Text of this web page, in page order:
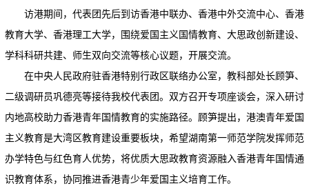
访港期间，代表团先后到访香港中联办、香港中外交流中心、香港
教育大学、香港理工大学，围绕爱国主义国情教育、大思政创新建设、
学科科研共建、师生双向交流等核心议题，开展交流。
在中央人民政府驻香港特别行政区联络办公室，教科部处长顾笋、
二级调研员巩德亮等接待我校代表团。双方召开专项座谈会，深入研讨
内地高校助力香港青年国情教育的实施路径。顾笋提出，港澳青年爱国
主义教育是大湾区教育建设重要板块，希望湖南第一师范学院发挥师范
办学特色与红色育人优势，将优质大思政教育资源融入香港青年国情通
识教育体系，协同推进香港青少年爱国主义培育工作。